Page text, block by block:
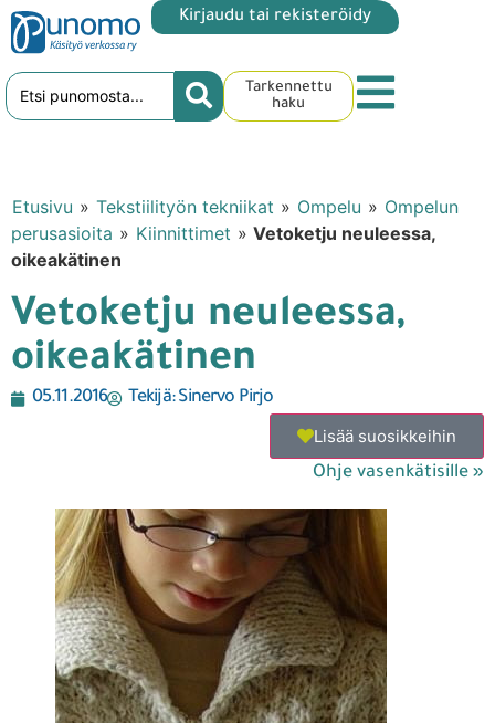
Kirjaudu tai rekisteröidy
Tarkennettu
haku
Etusivu » Tekstiilityön tekniikat » Ompelu » Ompelun
perusasioita » Kiinnittimet » Vetoketju neuleessa,
oikeakätinen
Vetoketju neuleessa,
oikeakätinen
05.11.2016 Tekijä:Sinervo Pirjo
Lisää suosikkeihin
Ohje vasenkätisille »